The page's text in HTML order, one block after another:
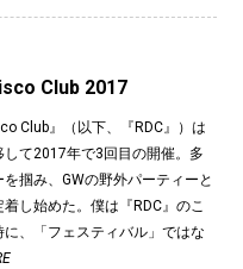
Club 2017
Club』（以下、『RDC』）は
して2017年で3回目の開催。多
を掴み、GWの野外パーティーと
着し始めた。僕は『RDC』のこ
に、「フェスティバル」ではな